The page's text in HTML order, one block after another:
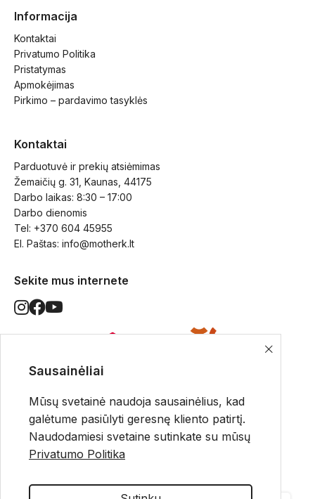
Informacija
Kontaktai
Privatumo Politika
Pristatymas
Apmokėjimas
Pirkimo – pardavimo tasyklės
Kontaktai
Parduotuvė ir prekių atsiėmimas
Žemaičių g. 31, Kaunas, 44175
Darbo laikas: 8:30 – 17:00
Darbo dienomis
Tel: +370 604 45955
El. Paštas: info@motherk.lt
Sekite mus internete
Apmokėjimo būdai
Sausainėliai
Mūsų svetainė naudoja sausainėlius, kad
galėtume pasiūlyti geresnę kliento patirtį.
Naudodamiesi svetaine sutinkate su mūsų
Privatumo Politika